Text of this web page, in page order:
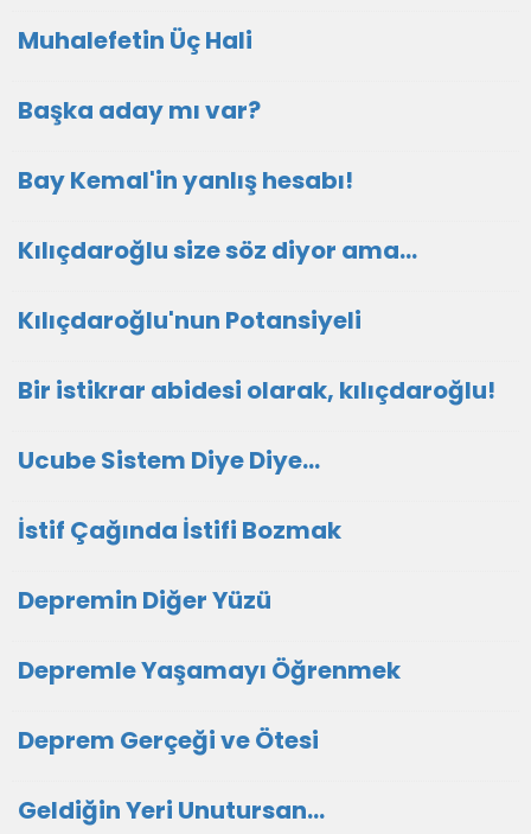
Muhalefetin Üç Hali
Başka aday mı var?
Bay Kemal'in yanlış hesabı!
Kılıçdaroğlu size söz diyor ama...
Kılıçdaroğlu'nun Potansiyeli
Bir istikrar abidesi olarak, kılıçdaroğlu!
Ucube Sistem Diye Diye…
İstif Çağında İstifi Bozmak
Depremin Diğer Yüzü
Depremle Yaşamayı Öğrenmek
Deprem Gerçeği ve Ötesi
Geldiğin Yeri Unutursan…